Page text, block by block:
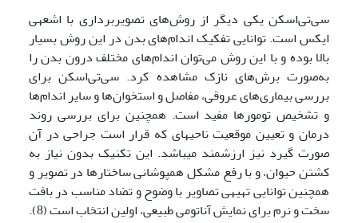
سی‌تی‌اسکن یکی دیگر از روش‌های تصویربرداری با اشعه­ی
ایکس است. توانایی تفکیک اندام‌های بدن در این روش بسیار
بالا بوده و با این روش می‌توان اندام‌های مختلف درون بدن را
به‌صورت برش‌های نازک مشاهده کرد. سی‌تی‌اسکن برای
بررسی بیماری‌های عروقی، مفاصل و استخوان‌ها و سایر اندام‌ها
و تشخیص تومورها مفید است. همچنین برای بررسی روند
درمان و تعیین موقعیت ناحیه­ای که قرار است جراحی در آن
صورت گیرد نیز ارزشمند می­باشد. این تکنیک بدون نیاز به
کشتن حیوان، و با رفع مشکل هم­پوشانی ساختارها در تصویر و
همچنین توانایی تهیه­ی تصاویر با وضوح و تضاد مناسب در بافت
سخت و نرم برای نمایش آناتومی طبیعی، اولین انتخاب است (8).